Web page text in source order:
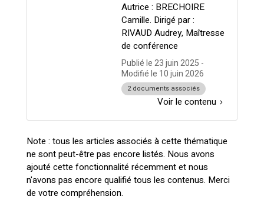
Autrice : BRECHOIRE
Camille. Dirigé par :
RIVAUD Audrey, Maîtresse
de conférence
Publié le23 juin 2025 -
Modifié le 10 juin 2026
2 documents associés
Voir le contenu
Note : tous les articles associés à cette thématique
ne sont peut-être pas encore listés. Nous avons
ajouté cette fonctionnalité récemment et nous
n'avons pas encore qualifié tous les contenus. Merci
de votre compréhension.